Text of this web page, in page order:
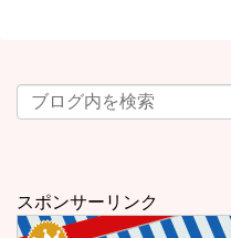
スポンサーリンク